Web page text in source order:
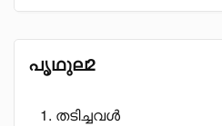
പൃഥുല2
തടിച്ചവൾ